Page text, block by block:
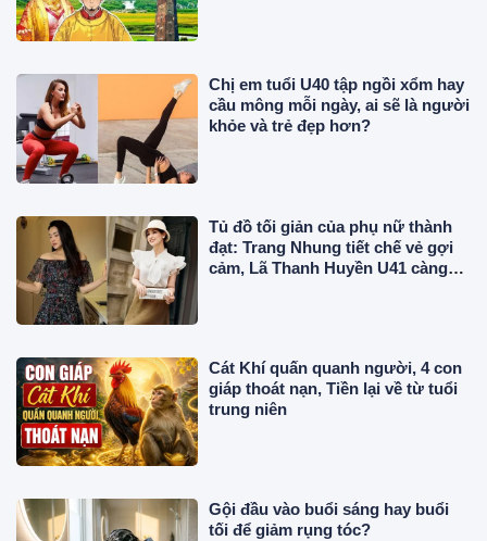
Chị em tuổi U40 tập ngồi xổm hay
cầu mông mỗi ngày, ai sẽ là người
khỏe và trẻ đẹp hơn?
Tủ đồ tối giản của phụ nữ thành
đạt: Trang Nhung tiết chế vẻ gợi
cảm, Lã Thanh Huyền U41 càng
Cát Khí quấn quanh người, 4 con
giáp thoát nạn, Tiền lại về từ tuổi
trung niên
Gội đầu vào buổi sáng hay buổi
tối để giảm rụng tóc?